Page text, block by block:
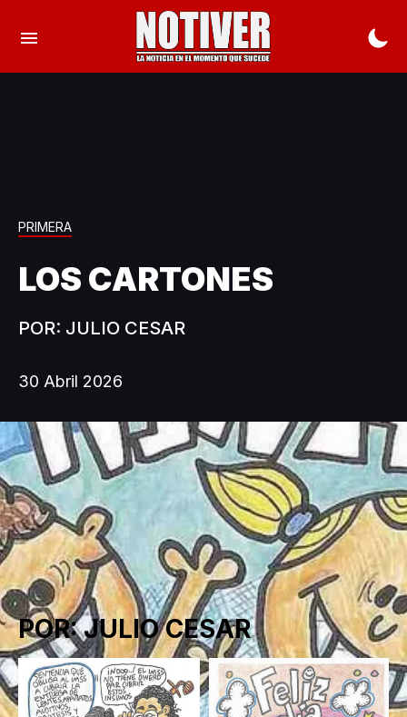
PRIMERA
LOS CARTONES
POR: JULIO CESAR
30 Abril 2026
POR: JULIO CESAR